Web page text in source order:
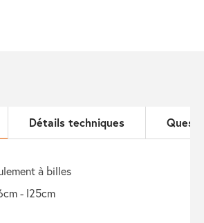
Détails techniques
à billes
- l25cm